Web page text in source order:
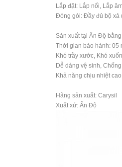
Lắp đặt: Lắp nổi, Lắp
Đóng gói: Đầy đủ bộ xả
Sản xuất tại Ấn Độ
Thời gian bảo hành: 05
Khó trầy xước, Khó
Dễ dàng vệ sinh,
Khả năng chịu nhiệt
Hãng sản xuất: Carysil
Xuất xứ: Ấn Độ